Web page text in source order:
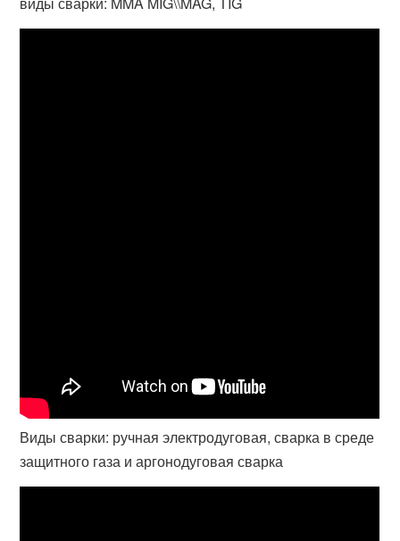
Виды сварки: ручная электродуговая, сварка в среде
защитного газа и аргонодуговая сварка